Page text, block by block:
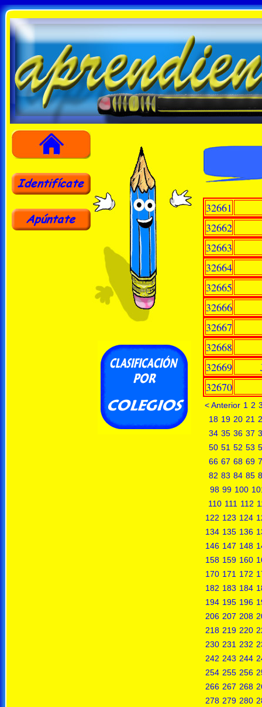
32661
32662
32663
32664
32665
32666
32667
32668
32669
32670
< Anterior 1 2
18 19 20 21
34 35 36 37
50 51 52 53
66 67 68 69
82 83 84 85
98 99 100
110 111 112
122 123 124
134 135 136
146 147 148
158 159 160
170 171 172
182 183 184
194 195 196
206 207 208
218 219 220
230 231 232
242 243 244
254 255 256
266 267 268
278 279 280